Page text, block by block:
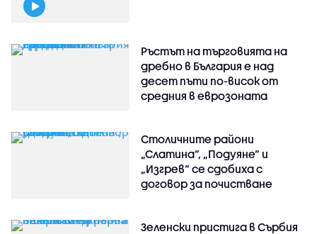
Ръстът на търговията на
дребно в България е над
десет пъти по-висок от
средния в еврозоната
Столичните райони
„Слатина“, „Подуяне“ и
„Изгрев“ се сдобиха с
договор за почистване
Зеленски пристига в Сърбия